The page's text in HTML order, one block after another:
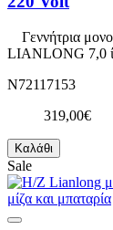
Γεννήτρια
LIANLONG 7,0
N72117153
319,00€
Καλάθι
Sale